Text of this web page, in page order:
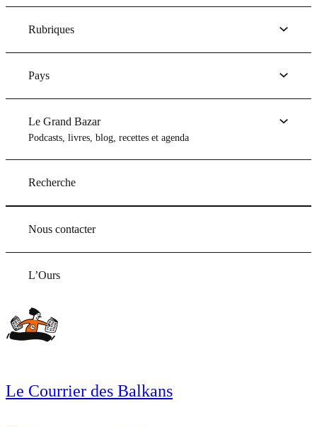
Rubriques
Pays
Le Grand Bazar
Podcasts, livres, blog, recettes et agenda
Recherche
Nous contacter
L’Ours
Le Courrier des Balkans